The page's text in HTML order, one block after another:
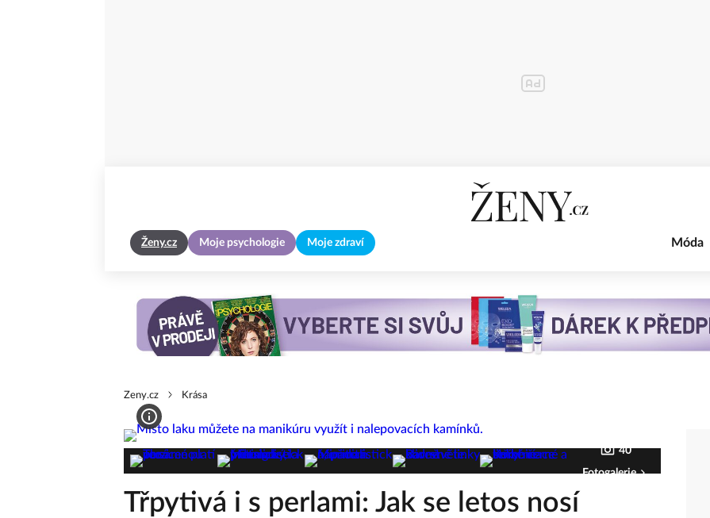
Ženy.cz Moje psychologie Moje zdraví Móda
Zeny.cz Krása
40
Fotogalerie
Třpytivá i s perlami: Jak se letos nosí